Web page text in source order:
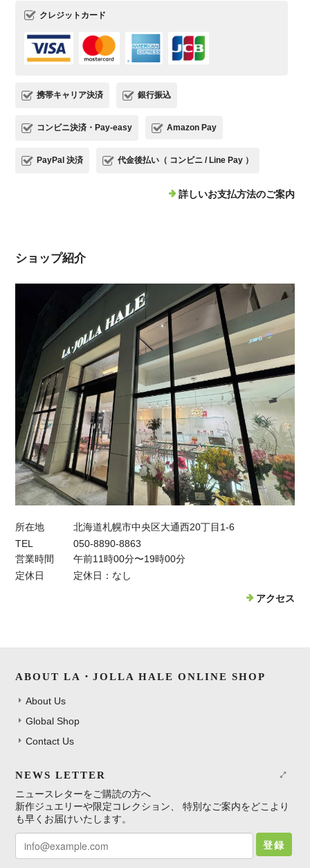
クレジットカード
携帯キャリア決済 銀行振込
コンビニ決済・Pay-easy Amazon Pay
PayPal 決済 代金後払い（ コンビニ / Line Pay ）
詳しいお支払方法のご案内
ショップ紹介
所在地
北海道札幌市中央区大通西20丁目1-6
TEL
050-8890-8863
営業時間
午前11時00分〜19時00分
定休日
定休日：なし
アクセス
ABOUT LA・JOLLA HALE ONLINE SHOP
About Us
Global Shop
Contact Us
NEWS LETTER
ニュースレターをご購読の方へ
新作ジュエリーや限定コレクション、 特別なご案内をどこより
も早くお届けいたします。
登録